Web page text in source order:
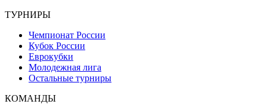
ТУРНИРЫ
Чемпионат России
Кубок России
Еврокубки
Молодежная лига
Остальные турниры
КОМАНДЫ